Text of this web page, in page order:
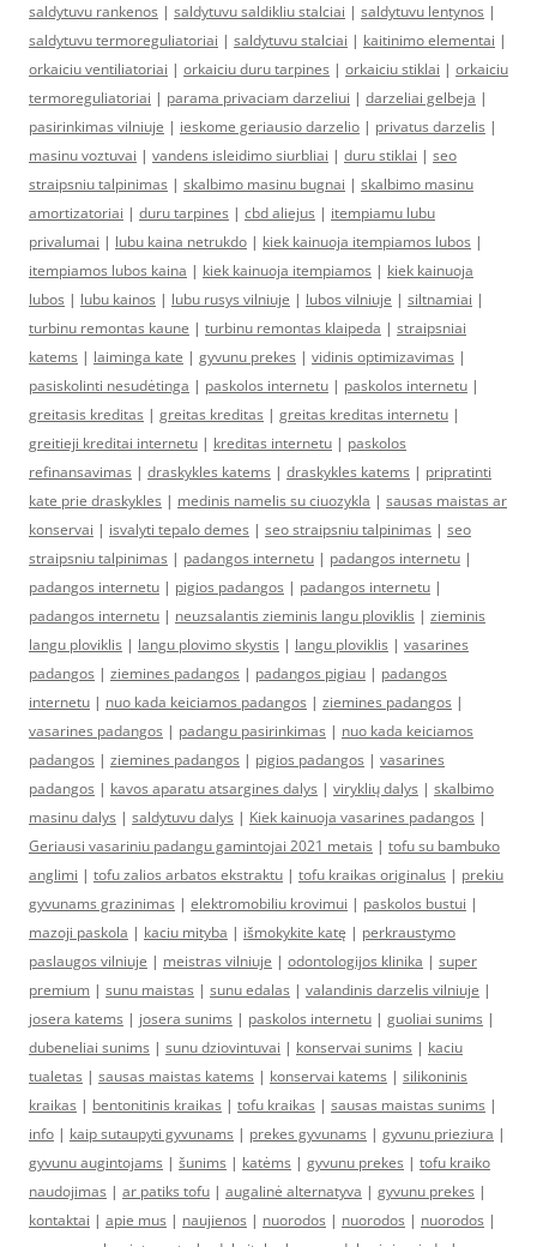
saldytuvu rankenos | saldytuvu saldikliu stalciai | saldytuvu lentynos |
saldytuvu termoreguliatoriai | saldytuvu stalciai | kaitinimo elementai |
orkaiciu ventiliatoriai | orkaiciu duru tarpines | orkaiciu stiklai | orkaiciu
termoreguliatoriai | parama privaciam darzeliui | darzeliai gelbeja |
pasirinkimas vilniuje | ieskome geriausio darzelio | privatus darzelis |
masinu voztuvai | vandens isleidimo siurbliai | duru stiklai | seo
straipsniu talpinimas | skalbimo masinu bugnai | skalbimo masinu
amortizatoriai | duru tarpines | cbd aliejus | itempiamu lubu
privalumai | lubu kaina netrukdo | kiek kainuoja itempiamos lubos |
itempiamos lubos kaina | kiek kainuoja itempiamos | kiek kainuoja
lubos | lubu kainos | lubu rusys vilniuje | lubos vilniuje | siltnamiai |
turbinu remontas kaune | turbinu remontas klaipeda | straipsniai
katems | laiminga kate | gyvunu prekes | vidinis optimizavimas |
pasiskolinti nesudėtinga | paskolos internetu | paskolos internetu |
greitasis kreditas | greitas kreditas | greitas kreditas internetu |
greitieji kreditai internetu | kreditas internetu | paskolos
refinansavimas | draskykles katems | draskykles katems | pripratinti
kate prie draskykles | medinis namelis su ciuozykla | sausas maistas ar
konservai | isvalyti tepalo demes | seo straipsniu talpinimas | seo
straipsniu talpinimas | padangos internetu | padangos internetu |
padangos internetu | pigios padangos | padangos internetu |
padangos internetu | neuzsalantis zieminis langu ploviklis | zieminis
langu ploviklis | langu plovimo skystis | langu ploviklis | vasarines
padangos | ziemines padangos | padangos pigiau | padangos
internetu | nuo kada keiciamos padangos | ziemines padangos |
vasarines padangos | padangu pasirinkimas | nuo kada keiciamos
padangos | ziemines padangos | pigios padangos | vasarines
padangos | kavos aparatu atsargines dalys | viryklių dalys | skalbimo
masinu dalys | saldytuvu dalys | Kiek kainuoja vasarines padangos |
Geriausi vasariniu padangu gamintojai 2021 metais | tofu su bambuko
anglimi | tofu zalios arbatos ekstraktu | tofu kraikas originalus | prekiu
gyvunams grazinimas | elektromobiliu krovimui | paskolos bustui |
mazoji paskola | kaciu mityba | išmokykite katę | perkraustymo
paslaugos vilniuje | meistras vilniuje | odontologijos klinika | super
premium | sunu maistas | sunu edalas | valandinis darzelis vilniuje |
josera katems | josera sunims | paskolos internetu | guoliai sunims |
dubeneliai sunims | sunu dziovintuvai | konservai sunims | kaciu
tualetas | sausas maistas katems | konservai katems | silikoninis
kraikas | bentonitinis kraikas | tofu kraikas | sausas maistas sunims |
info | kaip sutaupyti gyvunams | prekes gyvunams | gyvunu prieziura |
gyvunu augintojams | šunims | katėms | gyvunu prekes | tofu kraiko
naudojimas | ar patiks tofu | augalinė alternatyva | gyvunu prekes |
kontaktai | apie mus | naujienos | nuorodos | nuorodos | nuorodos |